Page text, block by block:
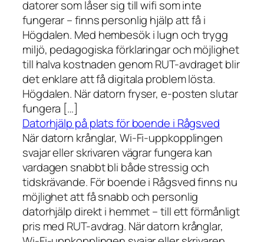
datorer som låser sig till wifi som inte
fungerar – finns personlig hjälp att få i
Högdalen. Med hembesök i lugn och trygg
miljö, pedagogiska förklaringar och möjlighet
till halva kostnaden genom RUT-avdraget blir
det enklare att få digitala problem lösta.
Högdalen. När datorn fryser, e-posten slutar
fungera […]
Datorhjälp på plats för boende i Rågsved
När datorn krånglar, Wi-Fi-uppkopplingen
svajar eller skrivaren vägrar fungera kan
vardagen snabbt bli både stressig och
tidskrävande. För boende i Rågsved finns nu
möjlighet att få snabb och personlig
datorhjälp direkt i hemmet – till ett förmånligt
pris med RUT-avdrag. När datorn krånglar,